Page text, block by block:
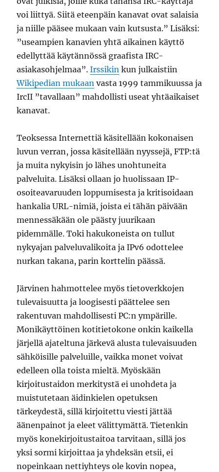
voi liittyä. Siitä eteenpäin kanavat ovat salaisia
ja niille pääsee mukaan vain kutsusta.” Lisäksi:
”useampien kanavien yhtä aikainen käyttö
edellyttää käytännössä graafista IRC-
asiakasohjelmaa”.Irssikin kun julkaistiin
Wikipedian mukaan vasta 1999 tammikuussa ja
IrcII ”tavallaan” mahdollisti useat yhtäaikaiset
kanavat.
Teoksessa Internettiä käsitellään kokonaisen
luvun verran, jossa käsitellään nyyssejä, FTP:tä
ja muita nykyisin jo lähes unohtuneita
palveluita. Lisäksi ollaan jo huolissaan IP-
osoiteavaruuden loppumisesta ja kritisoidaan
hankalia URL-nimiä, joista ei tähän päivään
mennessäkään ole päästy juurikaan
pidemmälle. Toki hakukoneista on tullut
nykyajan palveluvalikoita ja IPv6 odottelee
nurkan takana, parin korttelin päässä.
Järvinen hahmottelee myös tietoverkkojen
tulevaisuutta ja loogisesti päättelee sen
rakentuvan mahdollisesti PC:n ympärille.
Monikäyttöinen kotitietokone onkin kaikella
järjellä ajateltuna järkevä alusta tulevaisuuden
sähköisille palveluille, vaikka monet voivat
edelleen olla toista mieltä. Myöskään
kirjoitustaidon merkitystä ei unohdeta ja
muistutetaan äidinkielen opetuksen
tärkeydestä, sillä kirjoitettu viesti jättää
äänenpainot ja eleet välittymättä. Tietenkin
myös konekirjoitustaitoa tarvitaan, sillä jos
yksi sormi kirjoittaa ja yhdeksän etsii, ei
nopeinkaan nettiyhteys ole kovin nopea,